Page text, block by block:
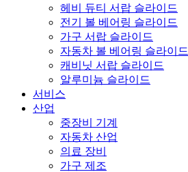
헤비 듀티 서랍 슬라이드
전기 볼 베어링 슬라이드
가구 서랍 슬라이드
자동차 볼 베어링 슬라이드
캐비닛 서랍 슬라이드
알루미늄 슬라이드
서비스
산업
중장비 기계
자동차 산업
의료 장비
가구 제조